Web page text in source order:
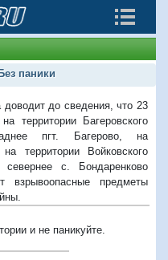
паники
доводит до сведения, что 23
территории Багеровского
пгт. Багерово, на
территории Войковского
с. Бондаренково
взрывоопасные предметы
и не паникуйте.